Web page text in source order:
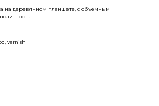
на деревянном планшете, с объемным
varnish